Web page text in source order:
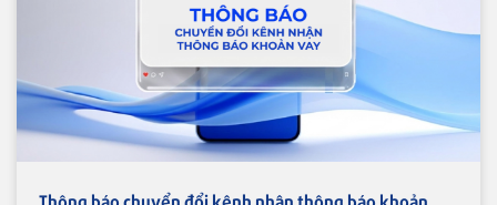
Tài khoản & Dịch vụ
Khoản vay
Bảo hiểm liên kết